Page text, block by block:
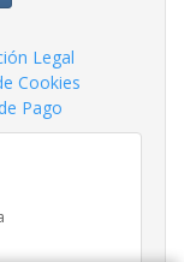
Legal
Cookies
Pago